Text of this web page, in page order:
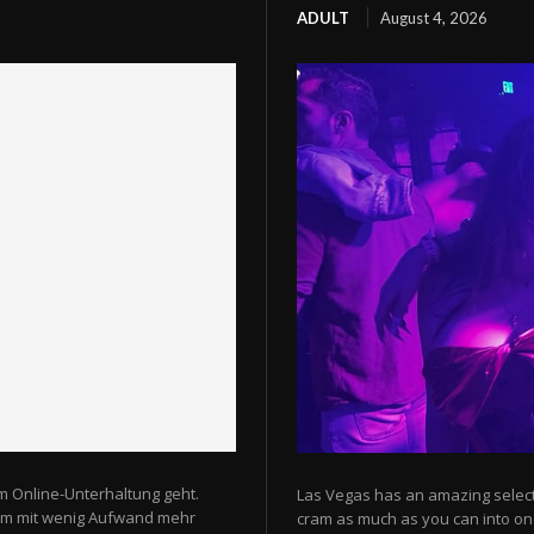
Online-Unterhaltung geht.
mit wenig Aufwand mehr
ADULT August 4, 2026
Las Vegas has an amazing
cram as much as you can into